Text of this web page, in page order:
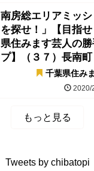
南房総エリアミッ
を探せ！」【目指
県住みます芸人の
プ】（３７）長南
千葉県住み
2020/
もっと見る
Tweets by chibatopi